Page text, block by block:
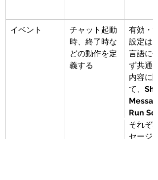
イベント
チャット起動
時、終了時な
どの動作を定
義する
有効・
設定は
言語に
ず共通
内容に
て、
Run
それぞ
セージ